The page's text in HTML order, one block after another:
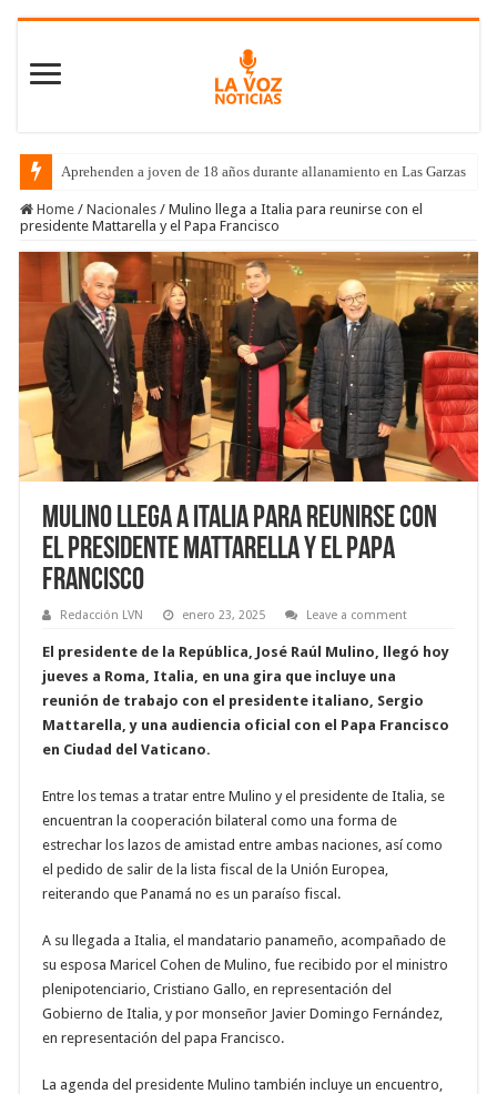
Aprehenden a joven de 18 años durante allanamiento en Las Garzas
Home / Nacionales / Mulino llega a Italia para reunirse con el
presidente Mattarella y el Papa Francisco
Mulino llega a Italia para reunirse con
el presidente Mattarella y el Papa
Francisco
Redacción LVN enero 23, 2025 Leave a comment
El presidente de la República, José Raúl Mulino, llegó hoy
jueves a Roma, Italia, en una gira que incluye una
reunión de trabajo con el presidente italiano, Sergio
Mattarella, y una audiencia oficial con el Papa Francisco
en Ciudad del Vaticano.
Entre los temas a tratar entre Mulino y el presidente de Italia, se
encuentran la cooperación bilateral como una forma de
estrechar los lazos de amistad entre ambas naciones, así como
el pedido de salir de la lista fiscal de la Unión Europea,
reiterando que Panamá no es un paraíso fiscal.
A su llegada a Italia, el mandatario panameño, acompañado de
su esposa Maricel Cohen de Mulino, fue recibido por el ministro
plenipotenciario, Cristiano Gallo, en representación del
Gobierno de Italia, y por monseñor Javier Domingo Fernández,
en representación del papa Francisco.
La agenda del presidente Mulino también incluye un encuentro,